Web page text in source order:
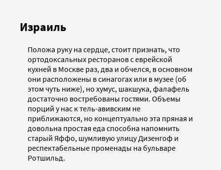
Израиль
Положа руку на сердце, стоит признать, что
ортодоксальных ресторанов с еврейской
кухней в Москве раз, два и обчелся, в основном
они расположены в синагогах или в музее (об
этом чуть ниже), но хумус, шакшука, фалафель
достаточно востребованы гостями. Объемы
порций у нас к тель-авивским не
приближаются, но концептуально эта пряная и
довольна простая еда способна напомнить
старый Яффо, шумливую улицу Дизенгоф и
респектабельные променады на бульваре
Ротшильд.